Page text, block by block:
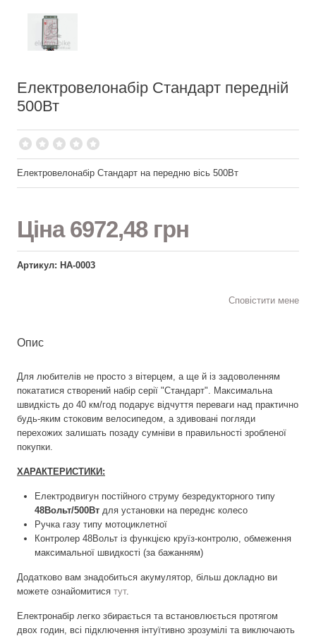
Електровелонабір Стандарт передній
500Вт
Електровелонабір Стандарт на передню вісь 500Вт
Ціна6972,48 грн
Артикул: НА-0003
Сповістити мене
Опис
Для любителів не просто з вітерцем, а ще й із задоволенням
покататися створений набір серії "Стандарт". Максимальна
швидкість до 40 км/год подарує відчуття переваги над практично
будь-яким стоковим велосипедом, а здивовані погляди
перехожих залишать позаду сумніви в правильності зробленої
покупки.
ХАРАКТЕРИСТИКИ:
Електродвигун постійного струму безредукторного типу
48Вольт/500Вт для установки на переднє колесо
Ручка газу типу мотоциклетної
Контролер 48Вольт із функцією круїз-контролю, обмеження
максимальної швидкості (за бажанням)
Додатково вам знадобиться акумулятор, більш докладно ви
можете ознайомитися тут.
Електронабір легко збирається та встановлюється протягом
двох годин, всі підключення інтуїтивно зрозумілі та виключають